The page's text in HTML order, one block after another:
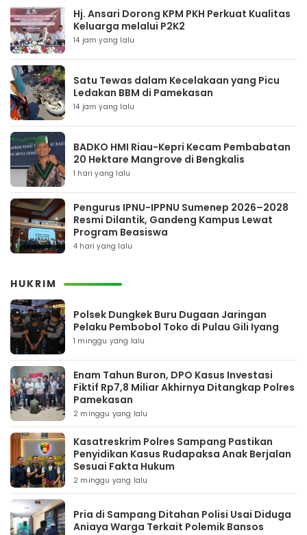
Hj. Ansari Dorong KPM PKH Perkuat Kualitas
Keluarga melalui P2K2
14 jam yang lalu
Satu Tewas dalam Kecelakaan yang Picu
Ledakan BBM di Pamekasan
14 jam yang lalu
BADKO HMI Riau-Kepri Kecam Pembabatan
20 Hektare Mangrove di Bengkalis
1 hari yang lalu
Pengurus IPNU-IPPNU Sumenep 2026–2028
Resmi Dilantik, Gandeng Kampus Lewat
Program Beasiswa
4 hari yang lalu
HUKRIM
Polsek Dungkek Buru Dugaan Jaringan
Pelaku Pembobol Toko di Pulau Gili Iyang
1 minggu yang lalu
Enam Tahun Buron, DPO Kasus Investasi
Fiktif Rp7,8 Miliar Akhirnya Ditangkap Polres
Pamekasan
2 minggu yang lalu
Kasatreskrim Polres Sampang Pastikan
Penyidikan Kasus Rudapaksa Anak Berjalan
Sesuai Fakta Hukum
2 minggu yang lalu
Pria di Sampang Ditahan Polisi Usai Diduga
Aniaya Warga Terkait Polemik Bansos